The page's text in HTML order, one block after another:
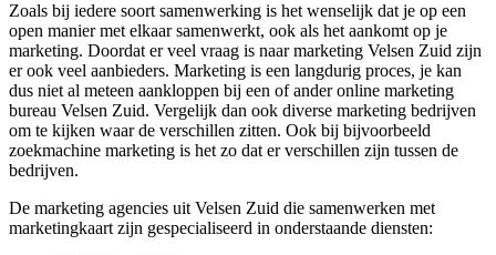
Zoals bij iedere soort samenwerking is het wenselijk dat je op een
open manier met elkaar samenwerkt, ook als het aankomt op je
marketing. Doordat er veel vraag is naar marketing Velsen Zuid zijn
er ook veel aanbieders. Marketing is een langdurig proces, je kan
dus niet al meteen aankloppen bij een of ander online marketing
bureau Velsen Zuid. Vergelijk dan ook diverse marketing bedrijven
om te kijken waar de verschillen zitten. Ook bij bijvoorbeeld
zoekmachine marketing is het zo dat er verschillen zijn tussen de
bedrijven.
De marketing agencies uit Velsen Zuid die samenwerken met
marketingkaart zijn gespecialiseerd in onderstaande diensten: